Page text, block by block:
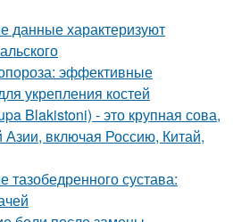
данные характеризуют
эффективные
укрепления костей
Blakistoni) - это крупная сова,
включая Россию, Китай,
тазобедренного сустава: